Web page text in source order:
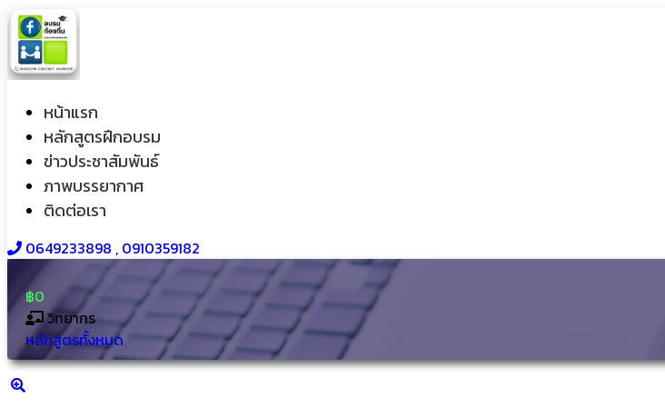
หน้าแรก
หลักสูตรฝึกอบรม
ข่าวประชาสัมพันธ์
ภาพบรรยากาศ
ติดต่อเรา
0649233898​ , 0910359182
฿0
วิทยากร
หลักสูตรทั้งหมด